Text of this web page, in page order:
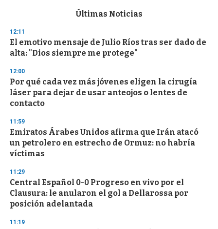
d
s
o
f
3
s
e
c
o
d
s
Últimas Noticias
12:11
El emotivo mensaje de Julio Ríos tras ser dado de
alta: "Dios siempre me protege"
12:00
Por qué cada vez más jóvenes eligen la cirugía
láser para dejar de usar anteojos o lentes de
contacto
11:59
Emiratos Árabes Unidos afirma que Irán atacó
un petrolero en estrecho de Ormuz: no habría
víctimas
11:29
Central Español 0-0 Progreso en vivo por el
Clausura: le anularon el gol a Dellarossa por
posición adelantada
11:19